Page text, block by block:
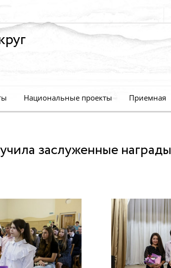
Национальные проекты Приемная
заслуженные награды